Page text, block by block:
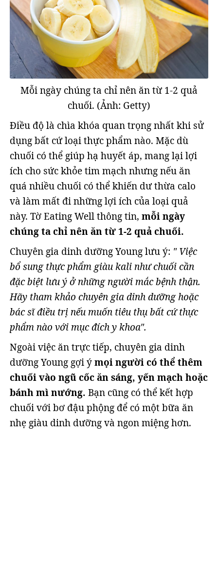
Mỗi ngày chúng ta chỉ nên ăn từ 1-2 quả
chuối. (Ảnh: Getty)
Điều độ là chìa khóa quan trọng nhất khi sử
dụng bất cứ loại thực phẩm nào. Mặc dù
chuối có thể giúp hạ huyết áp, mang lại lợi
ích cho sức khỏe tim mạch nhưng nếu ăn
quá nhiều chuối có thể khiến dư thừa calo
và làm mất đi những lợi ích của loại quả
này. Tờ Eating Well thông tin, mỗi ngày
chúng ta chỉ nên ăn từ 1-2 quả chuối.
Chuyên gia dinh dưỡng Young lưu ý: " Việc
bổ sung thực phẩm giàu kali như chuối cần
đặc biệt lưu ý ở những người mắc bệnh thận.
Hãy tham khảo chuyên gia dinh dưỡng hoặc
bác sĩ điều trị nếu muốn tiêu thụ bất cứ thực
phẩm nào với mục đích y khoa".
Ngoài việc ăn trực tiếp, chuyên gia dinh
dưỡng Young gợi ýmọi người có thể thêm
chuối vào ngũ cốc ăn sáng, yến mạch hoặc
bánh mì nướng. Bạn cũng có thể kết hợp
chuối với bơ đậu phộng để có một bữa ăn
nhẹ giàu dinh dưỡng và ngon miệng hơn.